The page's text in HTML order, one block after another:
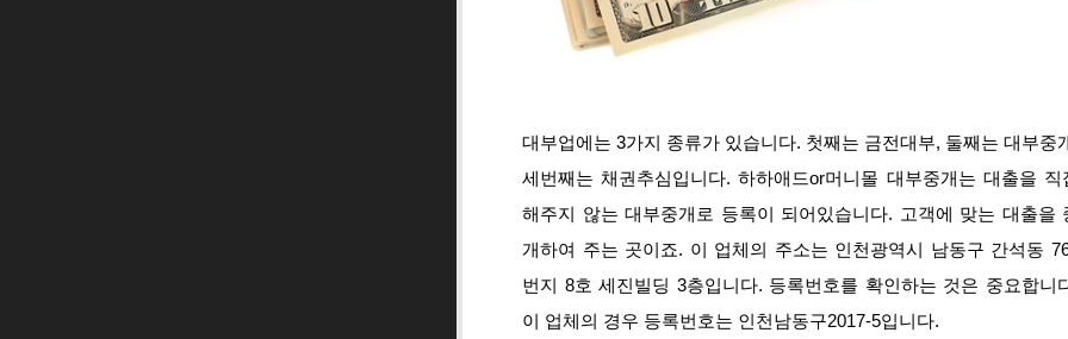
대부업에는 3가지 종류가 있습니다. 첫째는 금전대부, 둘째는 대부중
세번째는 채권추심입니다. 하하애드or머니몰 대부중개는 대출을 직
해주지 않는 대부중개로 등록이 되어있습니다. 고객에 맞는 대출을
개하여 주는 곳이죠. 이 업체의 주소는 인천광역시 남동구 간석동
번지 8호 세진빌딩 3층입니다. 등록번호를 확인하는 것은 중요합니
이 업체의 경우 등록번호는 인천남동구2017-5입니다.